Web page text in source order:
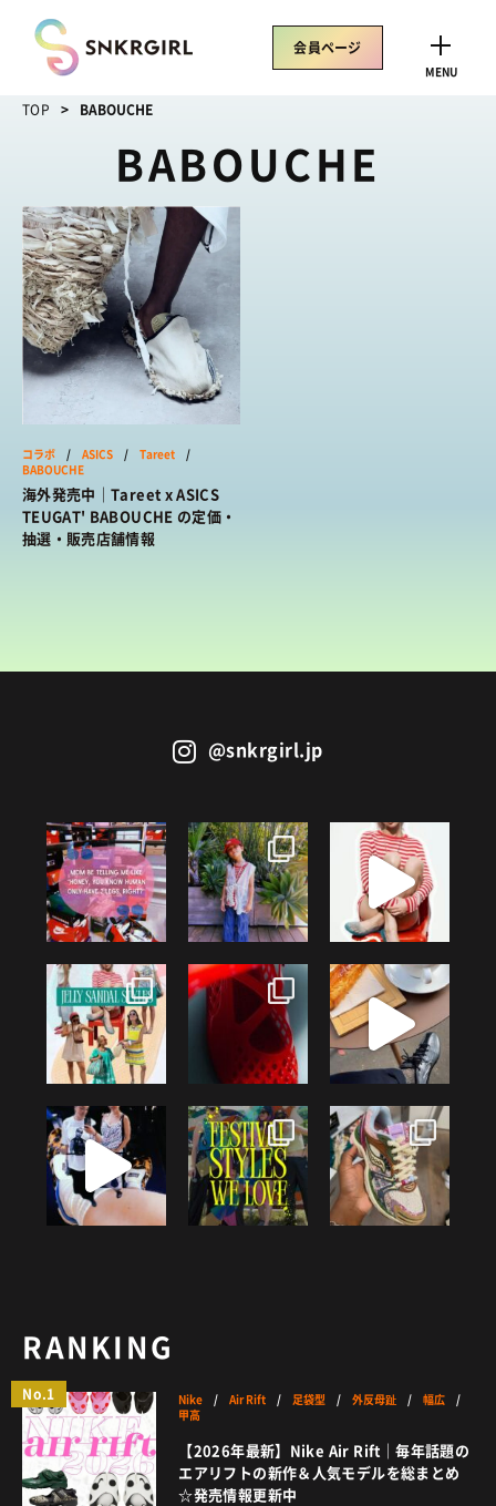
content
CLOSE
トレンドワード
サイズ感 骨格タイプ別
コラボ
サンダル Nike
New Balance
Salomon
SNEAKERS
TOP
/ スニーカートップ
BRANDS / ブランドから探す
COLORS/ カラーで探す
/ コーデのアイデア
/ ビューティートップ
SNEAKER MIX/ スニーカーMIX
KOREAN COSME/ 韓国コスメ
MAKE UP/ チュートリアル
TOP/ 特集トップ
COLUMNS/ コラム
FASHION/ ファション
HOW TO/ あれこれハウツー
CULTURE
TOP/ カルチャートップ
MUSIC/ 音楽
MOVIE/ 映画・ドラマ
ART/ アート
FOOD/ 食文化
BOOKS/ ブック
HEALTH / ヘルス・ボディ
HISTORY/ 歴史
ABOUT
SNKRGIRLとは
運営会社
プライバシーポリシー
お問い合わせ
会員ログイン
新規会員登録
© 2026 Sneaker-Girl.com is brought to you
by YBS co., ltd & YBS USA LLC.
会員ページ
MENU
TOP BABOUCHE
BABOUCHE
コラボ / ASICS / Tareet /
BABOUCHE
海外発売中｜Tareet x ASICS
TEUGAT' BABOUCHE の定価・
抽選・販売店舗情報
@snkrgirl.jp
RANKING
No.1 Nike /Air Rift / 足袋型 /外反母趾 /幅広 /
甲高
【2026年最新】Nike Air Rift｜毎年話題の
エアリフトの新作＆人気モデルを総まとめ
☆発売情報更新中